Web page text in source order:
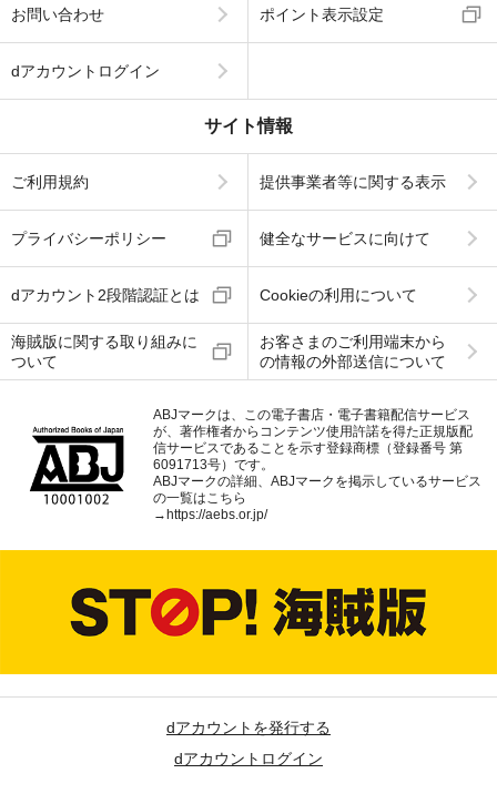
お問い合わせ ポイント表示設定
dアカウントログイン
サイト情報
ご利用規約 提供事業者等に関する表示
プライバシーポリシー 健全なサービスに向けて
dアカウント2段階認証とは Cookieの利用について
海賊版に関する取り組みに
ついて
お客さまのご利用端末から
の情報の外部送信について
ABJマークは、この電子書店・電子書籍配信サービス
が、著作権者からコンテンツ使用許諾を得た正規版配
信サービスであることを示す登録商標（登録番号 第
6091713号）です。
ABJマークの詳細、ABJマークを掲示しているサービス
の一覧はこちら
→ https://aebs.or.jp/
dアカウントを発行する
dアカウントログイン